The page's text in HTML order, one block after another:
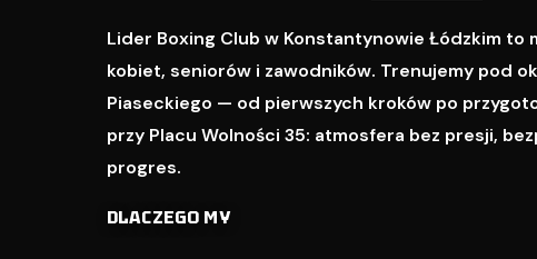
Lider Boxing Club w Konstantynowie Łódzkim to
kobiet, seniorów i zawodników. Trenujemy pod
Piaseckiego — od pierwszych kroków po
przy Placu Wolności 35: atmosfera bez presji,
progres.
DLACZEGO MY